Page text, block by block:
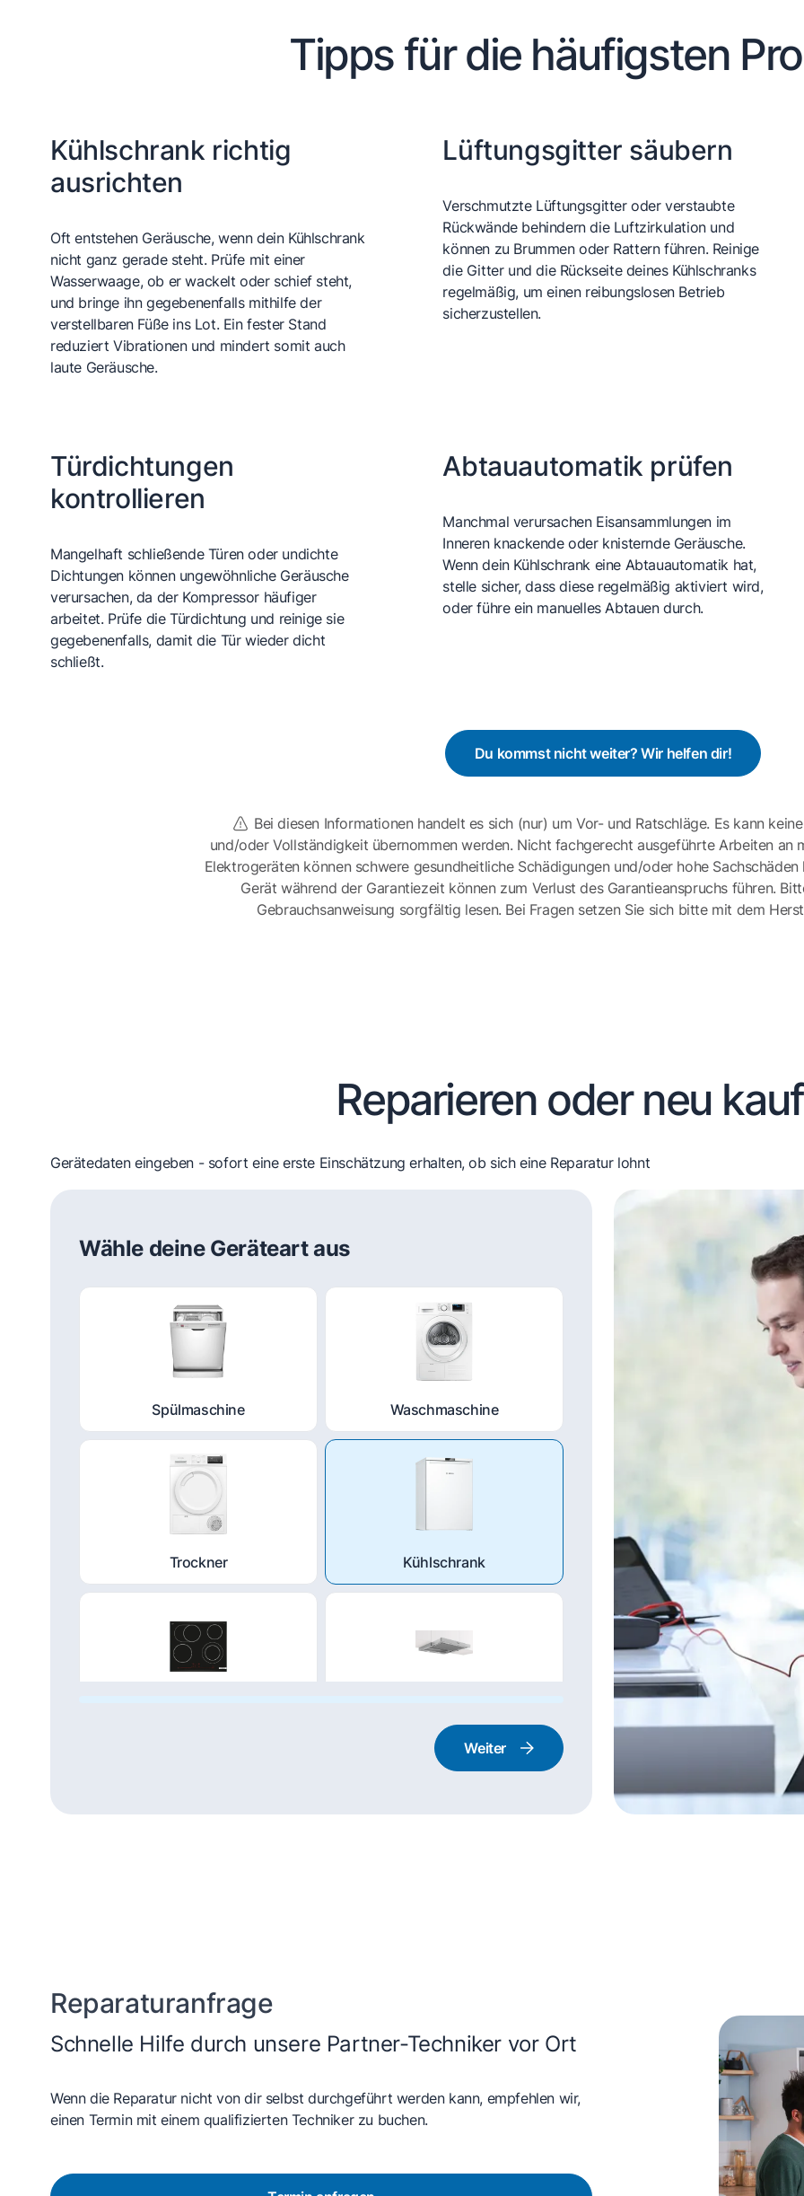
Tipps für die häufigsten
Kühlschrank richtig
ausrichten
Oft entstehen Geräusche, wenn dein Kühlschrank
nicht ganz gerade steht. Prüfe mit einer
Wasserwaage, ob er wackelt oder schief steht,
und bringe ihn gegebenenfalls mithilfe der
verstellbaren Füße ins Lot. Ein fester Stand
reduziert Vibrationen und mindert somit auch
laute Geräusche.
Lüftungsgitter säubern
Verschmutzte Lüftungsgitter oder verstaubte
Rückwände behindern die Luftzirkulation und
können zu Brummen oder Rattern führen. Reinige
die Gitter und die Rückseite deines Kühlschranks
regelmäßig, um einen reibungslosen Betrieb
sicherzustellen.
Türdichtungen
kontrollieren
Mangelhaft schließende Türen oder undichte
Dichtungen können ungewöhnliche Geräusche
verursachen, da der Kompressor häufiger
arbeitet. Prüfe die Türdichtung und reinige sie
gegebenenfalls, damit die Tür wieder dicht
schließt.
Abtauautomatik prüfen
Manchmal verursachen Eisansammlungen im
Inneren knackende oder knisternde Geräusche.
Wenn dein Kühlschrank eine Abtauautomatik hat,
stelle sicher, dass diese regelmäßig aktiviert wird,
oder führe ein manuelles Abtauen durch.
Du kommst nicht weiter? Wir helfen dir!
Bei diesen Informationen handelt es sich (nur) um Vor- und Ratschläge. Es kann
und/oder Vollständigkeit übernommen werden. Nicht fachgerecht ausgeführte Arbeiten an
Elektrogeräten können schwere gesundheitliche Schädigungen und/oder hohe
Gerät während der Garantiezeit können zum Verlust des Garantieanspruchs führen.
Gebrauchsanweisung sorgfältig lesen. Bei Fragen setzen Sie sich bitte mit dem
Reparieren oder neu
Gerätedaten eingeben - sofort eine erste Einschätzung erhalten, ob sich eine Reparatur lohnt
Wähle deine Geräteart aus
Spülmaschine Waschmaschine
Trockner Kühlschrank
Weiter
Reparaturanfrage
Schnelle Hilfe durch unsere Partner-Techniker vor Ort
Wenn die Reparatur nicht von dir selbst durchgeführt werden kann, empfehlen wir,
einen Termin mit einem qualifizierten Techniker zu buchen.